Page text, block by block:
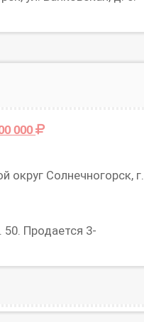
000
округ Солнечногорск, г.
50. Продается 3-